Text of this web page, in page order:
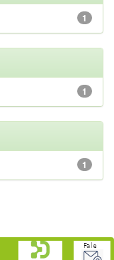
1
1
1